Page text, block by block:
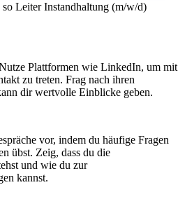
Leiter Instandhaltung (m/w/d)
Plattformen wie LinkedIn, um mit
zu treten. Frag nach ihren
dir wertvolle Einblicke geben.
vor, indem du häufige Fragen
übst. Zeig, dass du die
und wie du zur
kannst.